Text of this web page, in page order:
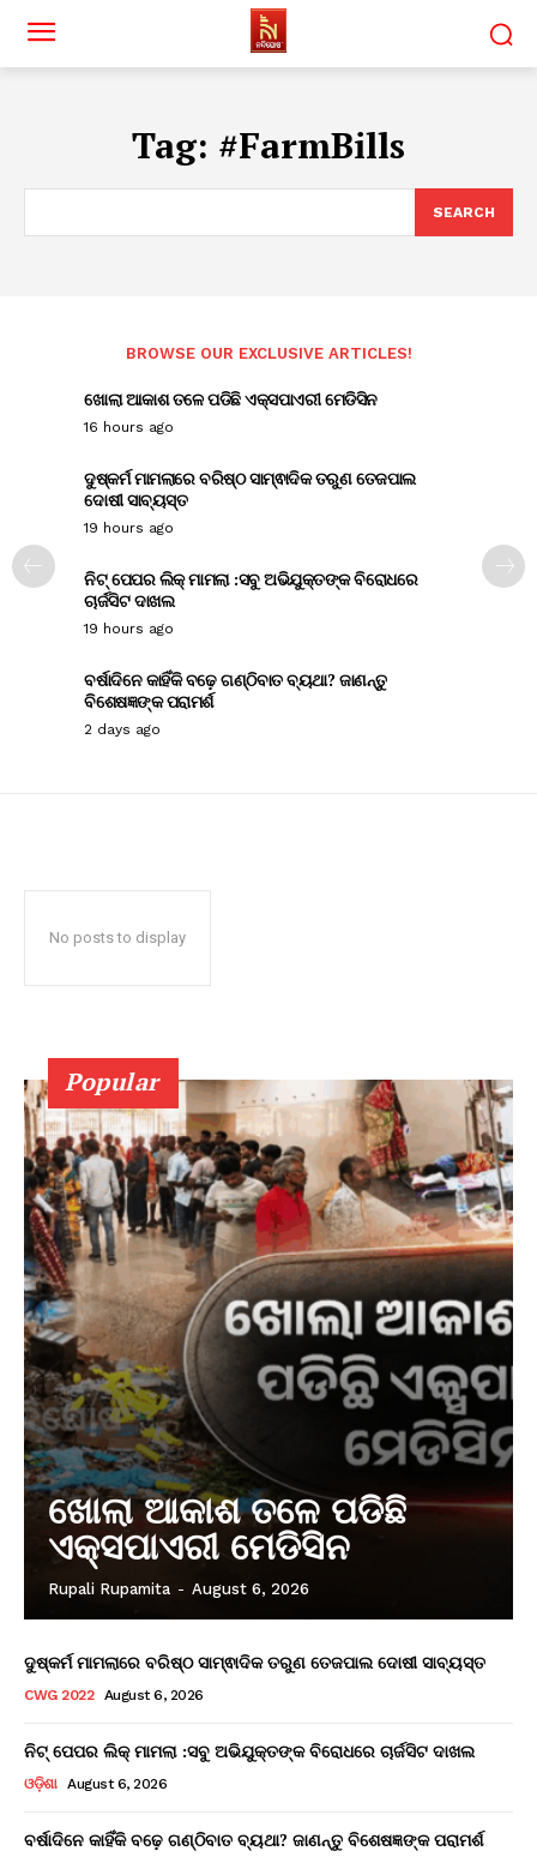
Tag: #FarmBills
SEARCH
BROWSE OUR EXCLUSIVE ARTICLES!
ଖୋଲା ଆକାଶ ତଳେ ପଡିଛି ଏକ୍ସପାଏରୀ ମେଡିସିନ
16 hours ago
ଦୁଷ୍କର୍ମ ମାମଲାରେ ବରିଷ୍ଠ ସାମ୍ଵାଦିକ ତରୁଣ ତେଜପାଲ
ଦୋଷୀ ସାବ୍ୟସ୍ତ
19 hours ago
ନିଟ୍ ପେପର ଲିକ୍ ମାମଲା :ସବୁ ଅଭିଯୁକ୍ତଙ୍କ ବିରୋଧରେ
ଚାର୍ଜସିଟ ଦାଖଲ
19 hours ago
ବର୍ଷାଦିନେ କାହିଁକି ବଢ଼େ ଗଣ୍ଠିବାତ ବ୍ୟଥା? ଜାଣନ୍ତୁ
ବିଶେଷଜ୍ଞଙ୍କ ପରାମର୍ଶ
2 days ago
No posts to display
Popular
ଖୋଲା ଆକାଶ ତଳେ ପଡିଛି
ଏକ୍ସପାଏରୀ ମେଡିସିନ
Rupali Rupamita - August 6, 2026
ଦୁଷ୍କର୍ମ ମାମଲାରେ ବରିଷ୍ଠ ସାମ୍ଵାଦିକ ତରୁଣ ତେଜପାଲ ଦୋଷୀ ସାବ୍ୟସ୍ତ
CWG 2022 August 6, 2026
ନିଟ୍ ପେପର ଲିକ୍ ମାମଲା :ସବୁ ଅଭିଯୁକ୍ତଙ୍କ ବିରୋଧରେ ଚାର୍ଜସିଟ ଦାଖଲ
ଓଡ଼ିଶା August 6, 2026
ବର୍ଷାଦିନେ କାହିଁକି ବଢ଼େ ଗଣ୍ଠିବାତ ବ୍ୟଥା? ଜାଣନ୍ତୁ ବିଶେଷଜ୍ଞଙ୍କ ପରାମର୍ଶ